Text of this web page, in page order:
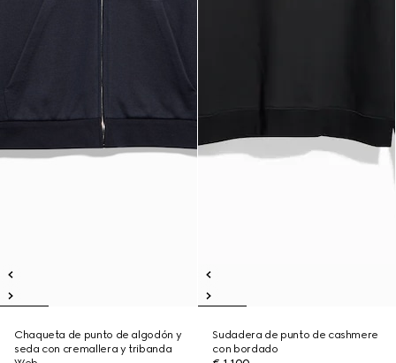
Chaqueta de punto de algodón y
seda con cremallera y tribanda
Sudadera de punto de cashmere
con bordado